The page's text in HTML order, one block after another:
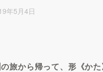
年5月4日
旅から帰って、形《か